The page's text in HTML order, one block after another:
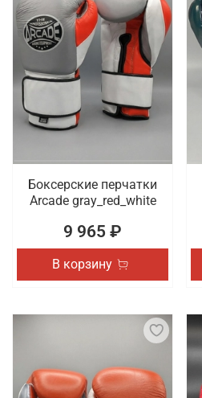
Боксерские перчатки
Arcade gray_red_white
9 965 ₽
В корзину